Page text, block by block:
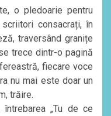
o pledoarie pentru
consacrați, în
traversând granițe
trece dintr-o pagină
fiecare voce
nu mai este doar un
trăire.
„Tu de ce